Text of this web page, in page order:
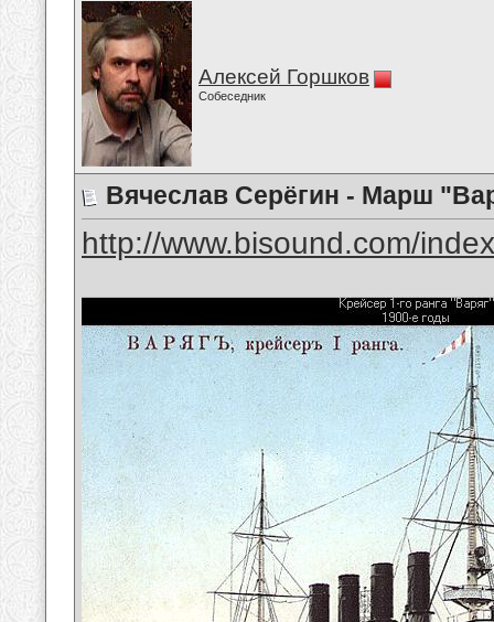
Алексей Горшков
Собеседник
Вячеслав Серёгин - Марш
http://www.bisound.com/